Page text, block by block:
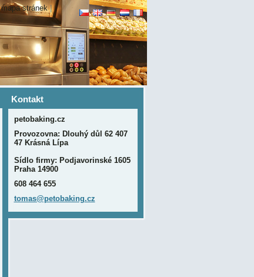
Kontakt
petobaking.cz
Provozovna: Dlouhý důl 62 407
47 Krásná Lípa
Sídlo firmy: Podjavorinské 1605
Praha 14900
608 464 655
tomas@petobaking.cz
mapa stránek |